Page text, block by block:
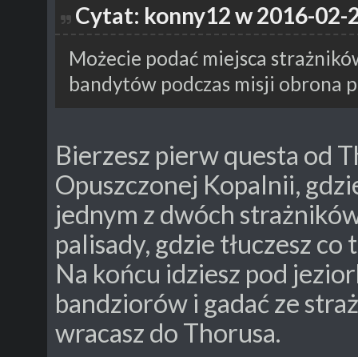
Cytat: konny12 w 2016-02-
Możecie podać miejsca
bandytów podczas misji obrona
Bierzesz pierw questa od
Opuszczonej Kopalnii,
jednym z dwóch
palisady, gdzie tłuczesz
Na końcu idziesz pod
bandziorów i gadać ze
wracasz do Thorusa.